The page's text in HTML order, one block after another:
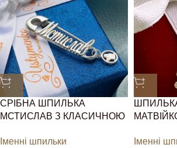
СРІБНА ШПИЛЬКА
МСТИСЛАВ З КЛАСИЧНОЮ
Іменні шпильки
Іменні